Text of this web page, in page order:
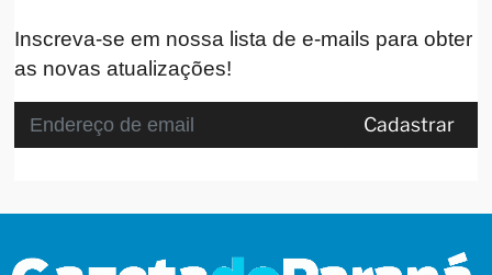
Inscreva-se em nossa lista de e-mails para obter
as novas atualizações!
Cadastrar